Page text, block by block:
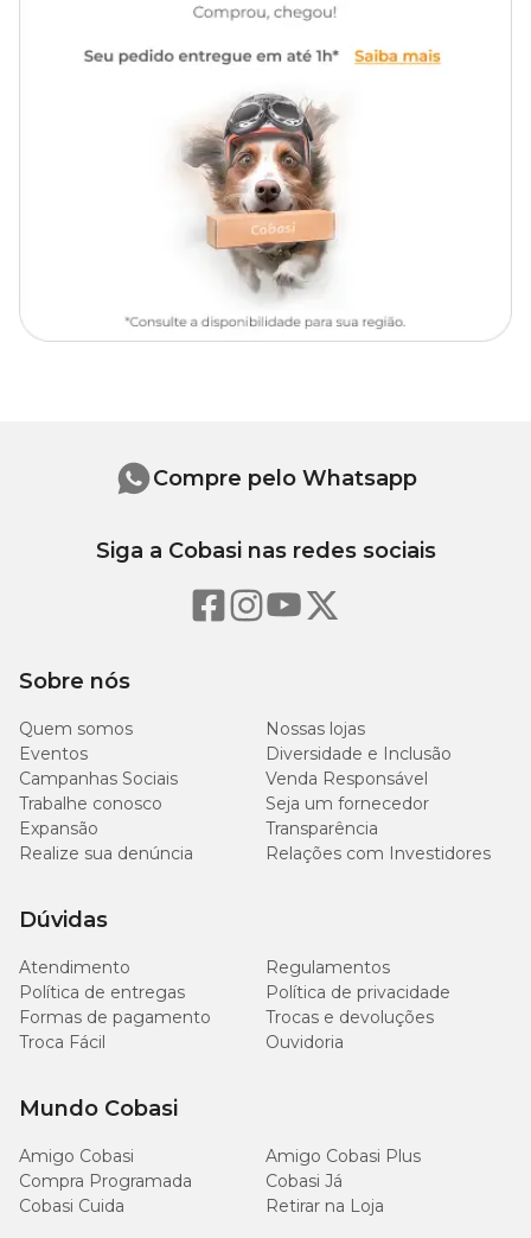
soja**, fosfato bicalcico, calcário calcitico, semente de linhaça (fonte
prebiótico (0,1%): parede celular de levedura, cloredo de sódio (sal
D3), acetato de d-alfa-tocoferol (vit. E), menadiona bissulfito de
nicotinamida (K3), tiamina (vit. B1), riboflavina (vit. B2), piridoxina
(vit. B6), cianocobolamina (vit b12), ácido nicotínico (vit. B3), ácido
pantotenico (vit B5), ácido fólico (vit. B9), biotina (vit. B7), cloreto
de colina, sulfato de cobre,óxido de zinco, sulfato de manganês,
sulfato de ferro, iodato de cálcio, selenito de sódio,
sulfato de cobalto, corante artificial amarelo crepusculo, corante
artificial vermelho allura, corante artificial verde folha, corante
artificial roxo, propionato de cálcio, bentonida, antioxidante
(BHT/BHA), mix de frutas desidratadas (min 8%): maçã, coco,
banana, mamão, aroma artificial de frutas.
Uso proibido na alimentação de ruminantes.
Níveis de Garantia
Proteina Bruta (mín.)
Extrato Etéreo (mín.) 75 g
Matéria Fibrosa (máx.) 80 g
Matéria Mineral (máx.) 70 g
Cálcio (mín.)
Cálcio (máx.)
7.000
mg
Mananoligossacarideos (mín.) 30 mg
Sobre nós
Quem somos
Nossas lojas
Eventos
Diversidade e Inclusão
Campanhas Sociais
Venda Responsável
Trabalhe conosco
Seja um fornecedor
Expansão
Transparência
Realize sua denúncia
Relações com Investidores
Dúvidas
Atendimento
Regulamentos
Política de entregas
Política de privacidade
Formas de pagamento
Trocas e devoluções
Troca Fácil
Ouvidoria
Mundo Cobasi
Amigo Cobasi
Amigo Cobasi Plus
Compra Programada
Cobasi Já
Cobasi Cuida
Retirar na Loja
Compre pelo Whatsapp
Siga a Cobasi nas redes sociais